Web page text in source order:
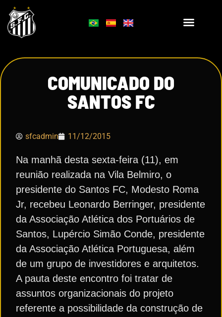
COMUNICADO DO
SANTOS FC
sfcadmin 11/12/2015
Na manhã desta sexta-feira (11), em
reunião realizada na Vila Belmiro, o
presidente do Santos FC, Modesto Roma
Jr, recebeu Leonardo Berringer, presidente
da Associação Atlética dos Portuários de
Santos, Lupércio Simão Conde, presidente
da Associação Atlética Portuguesa, além
de um grupo de investidores e arquitetos.
A pauta deste encontro foi tratar de
assuntos organizacionais do projeto
referente a possibilidade da construção de